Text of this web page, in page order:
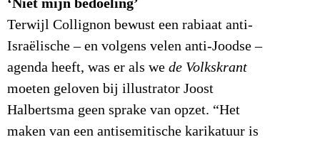
Terwijl Collignon bewust een rabiaat anti-
Israëlische – en volgens velen anti-Joodse –
agenda heeft, was er als we de Volkskrant
moeten geloven bij illustrator Joost
Halbertsma geen sprake van opzet. “Het
maken van een antisemitische karikatuur is